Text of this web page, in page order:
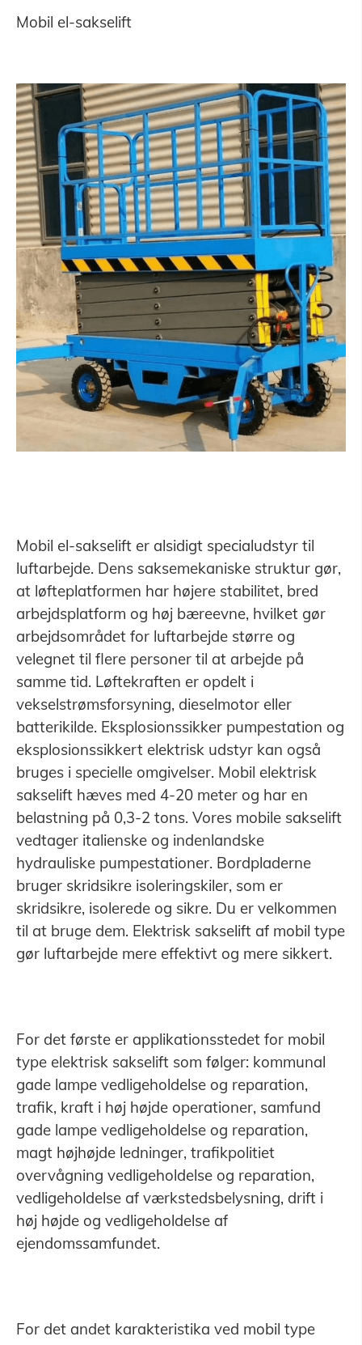
Mobil el-sakselift
Mobil el-sakselift er alsidigt specialudstyr til
luftarbejde. Dens saksemekaniske struktur gør,
at løfteplatformen har højere stabilitet, bred
arbejdsplatform og høj bæreevne, hvilket gør
arbejdsområdet for luftarbejde større og
velegnet til flere personer til at arbejde på
samme tid. Løftekraften er opdelt i
vekselstrømsforsyning, dieselmotor eller
batterikilde. Eksplosionssikker pumpestation og
eksplosionssikkert elektrisk udstyr kan også
bruges i specielle omgivelser. Mobil elektrisk
sakselift hæves med 4-20 meter og har en
belastning på 0,3-2 tons. Vores mobile sakselift
vedtager italienske og indenlandske
hydrauliske pumpestationer. Bordpladerne
bruger skridsikre isoleringskiler, som er
skridsikre, isolerede og sikre. Du er velkommen
til at bruge dem. Elektrisk sakselift af mobil type
gør luftarbejde mere effektivt og mere sikkert.
For det første er applikationsstedet for mobil
type elektrisk sakselift som følger: kommunal
gade lampe vedligeholdelse og reparation,
trafik, kraft i høj højde operationer, samfund
gade lampe vedligeholdelse og reparation,
magt højhøjde ledninger, trafikpolitiet
overvågning vedligeholdelse og reparation,
vedligeholdelse af værkstedsbelysning, drift i
høj højde og vedligeholdelse af
ejendomssamfundet.
For det andet karakteristika ved mobil type